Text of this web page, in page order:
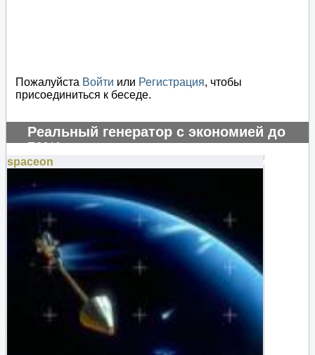
Пожалуйста Войти или Регистрация, чтобы
присоединиться к беседе.
Реальный генератор с экономией до
70%!
#131264
spaceon